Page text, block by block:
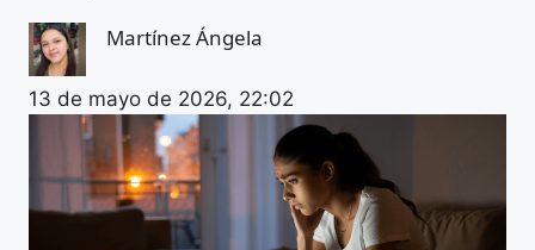
Martínez Ángela
13 de mayo de 2026, 22:02